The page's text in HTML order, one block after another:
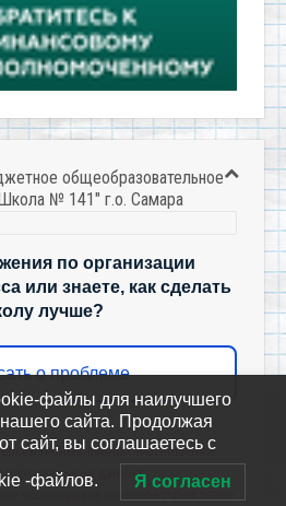
общеобразовательное
№ 141" г.о. Самара
по организации
или знаете, как сделать
лучше?
о проблеме
данных-в-отношении-
персональных-данных
общеобразовательное учреждение
файлы для наилучшего
сайта. Продолжая
сайт, вы соглашаетесь с
-файлов. Я согласен